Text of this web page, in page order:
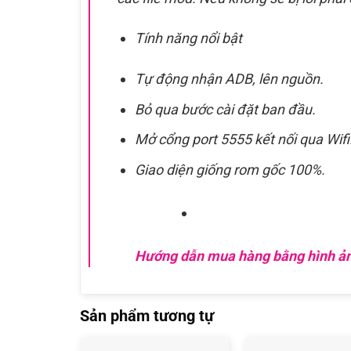
Tính năng nổi bật
Tự động nhận ADB, lên nguồn.
Bỏ qua bước cài đặt ban đầu.
Mở cổng port 5555 kết nối qua
Giao diện giống rom gốc 100%.
Hướng dẫn mua hàng bằng hình
Sản phẩm tương tự